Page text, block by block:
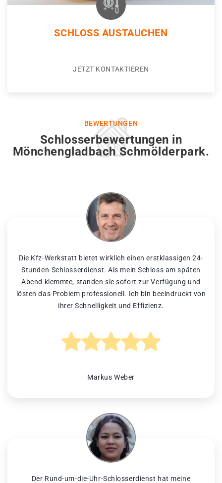
SCHLOSS AUSTAUCHEN
JETZT KONTAKTIEREN
BEWERTUNGEN
Schlosserbewertungen in
Mönchengladbach Schmölderpark.
Die Kfz-Werkstatt bietet wirklich einen erstklassigen 24-
Stunden-Schlosserdienst. Als mein Schloss am späten
Abend klemmte, standen sie sofort zur Verfügung und
lösten das Problem professionell. Ich bin beeindruckt von
ihrer Schnelligkeit und Effizienz.
Markus Weber
Der Rund-um-die-Uhr-Schlosserdienst hat meine